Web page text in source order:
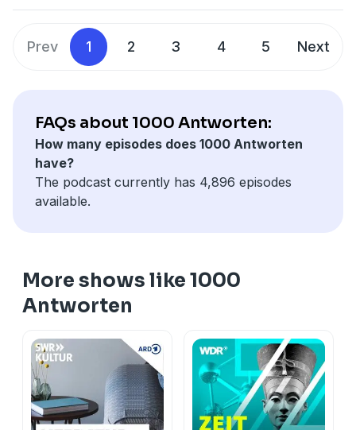
anderen Vögeln das Singen hat.
bedeutet aber nicht, dass Parageien die Bedeutung
der einzelnen Wörter wirklich verstehen.
Prev 1 2 3 4 5 Next
FAQs about 1000 Antworten:
How many episodes does 1000 Antworten
have?
The podcast currently has 4,896 episodes
available.
More shows like 1000
Antworten